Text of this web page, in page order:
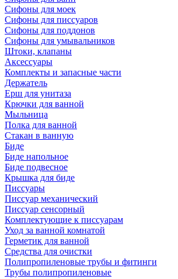
Сифоны для моек
Сифоны для писсуаров
Сифоны для поддонов
Сифоны для умывальников
Штоки, клапаны
Аксессуары
Комплекты и запасные части
Держатель
Ерш для унитаза
Крючки для ванной
Мыльница
Полка для ванной
Стакан в ванную
Биде
Биде напольное
Биде подвесное
Крышка для биде
Писсуары
Писсуар механический
Писсуар сенсорный
Комплектующие к писсуарам
Уход за ванной комнатой
Герметик для ванной
Средства для очистки
Полипропиленовые трубы и фитинги
Трубы полипропиленовые